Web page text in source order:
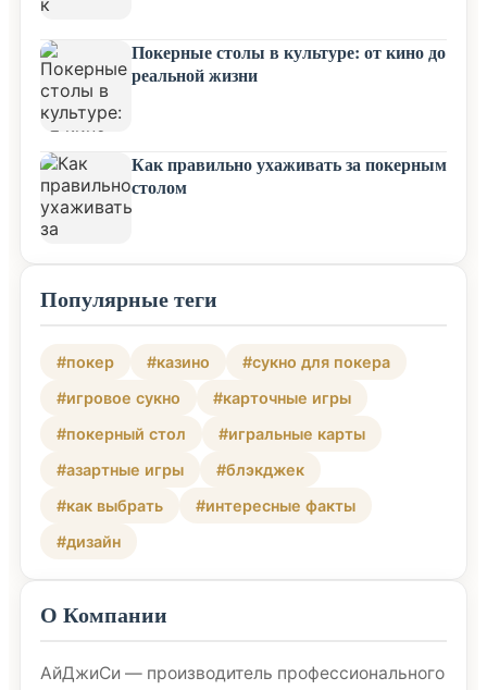
Покерные столы в культуре: от кино до
реальной жизни
Как правильно ухаживать за покерным
столом
Популярные теги
#покер #казино
#сукно для покера
#игровое сукно
#карточные игры
#покерный стол
#игральные карты
#азартные игры
#блэкджек
#как выбрать
#интересные факты
#дизайн
О Компании
АйДжиСи — производитель профессионального